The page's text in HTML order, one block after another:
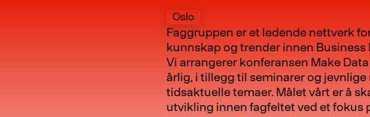
Oslo
Faggruppen er et ledende nettverk
kunnskap og trender innen
Vi arrangerer konferansen Make
årlig, i tillegg til seminarer og
tidsaktuelle temaer. Målet vårt er å
utvikling innen fagfeltet ved et fokus